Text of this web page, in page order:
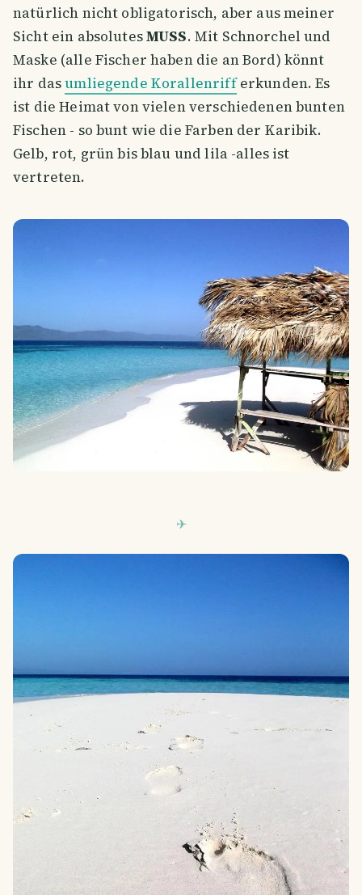
natürlich nicht obligatorisch, aber aus meiner
Sicht ein absolutesMUSS. Mit Schnorchel und
Maske (alle Fischer haben die an Bord) könnt
ihr dasumliegende Korallenrifferkunden. Es
ist die Heimat von vielen verschiedenen bunten
Fischen - so bunt wie die Farben der Karibik.
Gelb, rot, grün bis blau und lila -alles ist
vertreten.